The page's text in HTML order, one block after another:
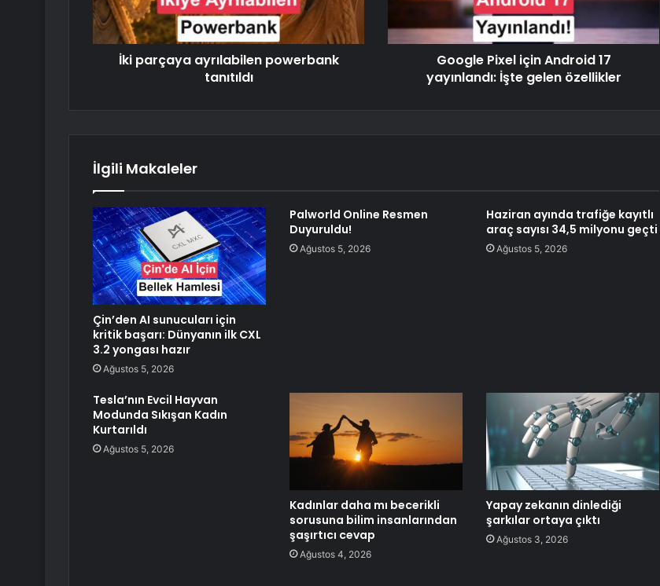
İki parçaya ayrılabilen powerbank
tanıtıldı
Google Pixel için Android 17
yayınlandı: İşte gelen özellikler
İlgili Makaleler
Çin’den AI sunucuları için
kritik başarı: Dünyanın ilk CXL
3.2 yongası hazır
Ağustos 5, 2026
Palworld Online Resmen
Duyuruldu!
Ağustos 5, 2026
Haziran ayında trafiğe kayıtlı
araç sayısı 34,5 milyonu geçti
Ağustos 5, 2026
Tesla’nın Evcil Hayvan
Modunda Sıkışan Kadın
Kurtarıldı
Ağustos 5, 2026
Kadınlar daha mı becerikli
sorusuna bilim insanlarından
şaşırtıcı cevap
Ağustos 4, 2026
Yapay zekanın dinlediği
şarkılar ortaya çıktı
Ağustos 3, 2026